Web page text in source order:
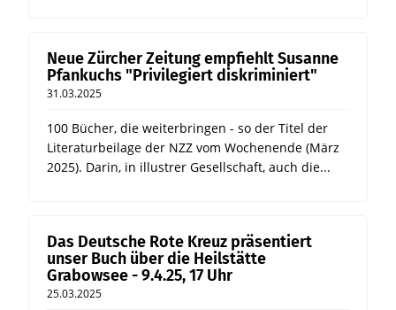
Neue Zürcher Zeitung empfiehlt Susanne
Pfankuchs "Privilegiert diskriminiert"
31.03.2025
100 Bücher, die weiterbringen - so der Titel der
Literaturbeilage der NZZ vom Wochenende (März
2025). Darin, in illustrer Gesellschaft, auch die...
Das Deutsche Rote Kreuz präsentiert
unser Buch über die Heilstätte
Grabowsee - 9.4.25, 17 Uhr
25.03.2025